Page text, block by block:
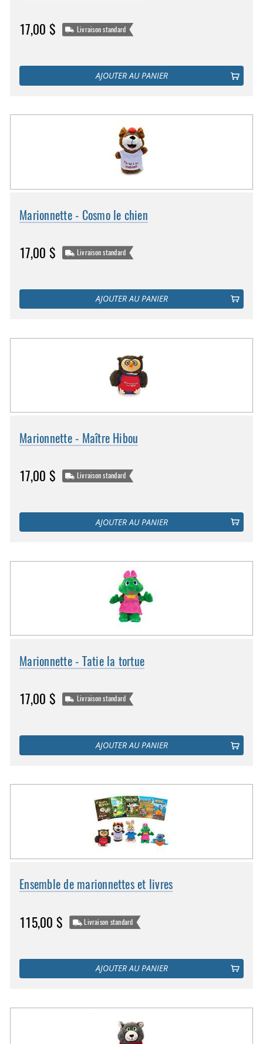
17,00 $ Livraison standard
AJOUTER AU PANIER
Marionnette - Cosmo le chien
17,00 $ Livraison standard
AJOUTER AU PANIER
Marionnette - Maître Hibou
17,00 $ Livraison standard
AJOUTER AU PANIER
Marionnette - Tatie la tortue
17,00 $ Livraison standard
AJOUTER AU PANIER
Ensemble de marionnettes et livres
115,00 $ Livraison standard
AJOUTER AU PANIER